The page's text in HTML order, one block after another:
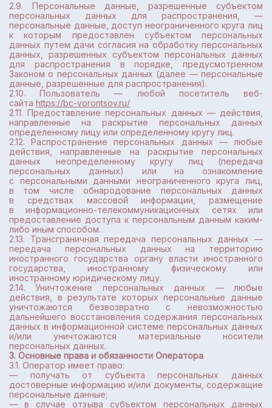
2.9. Персональные данные, разрешенные субъектом
персональных данных для распространения, —
персональные данные, доступ неограниченного круга лиц
к которым предоставлен субъектом персональных
данных путем дачи согласия на обработку персональных
данных, разрешенных субъектом персональных данных
для распространения в порядке, предусмотренном
Законом о персональных данных (далее — персональные
данные, разрешенные для распространения).
2.10. Пользователь — любой посетитель веб-
сайта https://bc-vorontsov.ru/
2.11. Предоставление персональных данных — действия,
направленные на раскрытие персональных данных
определенному лицу или определенному кругу лиц.
2.12. Распространение персональных данных — любые
действия, направленные на раскрытие персональных
данных неопределенному кругу лиц (передача
персональных данных) или на ознакомление
с персональными данными неограниченного круга лиц,
в том числе обнародование персональных данных
в средствах массовой информации, размещение
в информационно-телекоммуникационных сетях или
предоставление доступа к персональным данным каким-
либо иным способом.
2.13. Трансграничная передача персональных данных —
передача персональных данных на территорию
иностранного государства органу власти иностранного
государства, иностранному физическому или
иностранному юридическому лицу.
2.14. Уничтожение персональных данных — любые
действия, в результате которых персональные данные
уничтожаются безвозвратно с невозможностью
дальнейшего восстановления содержания персональных
данных в информационной системе персональных данных
и/или уничтожаются материальные носители
персональных данных.
3. Основные права и обязанности Оператора
3.1. Оператор имеет право:
— получать от субъекта персональных данных
достоверные информацию и/или документы, содержащие
персональные данные;
— в случае отзыва субъектом персональных данных